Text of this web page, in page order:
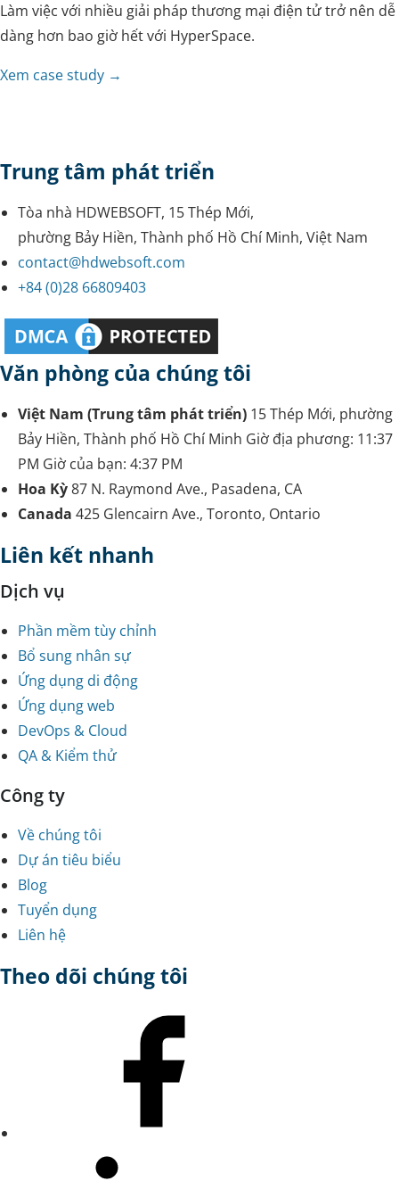
Làm việc với nhiều giải pháp thương mại điện tử trở nên dễ
dàng hơn bao giờ hết với HyperSpace.
Xem case study →
Trung tâm phát triển
Tòa nhà HDWEBSOFT, 15 Thép Mới,
phường Bảy Hiền, Thành phố Hồ Chí Minh, Việt Nam
contact@hdwebsoft.com
+84 (0)28 66809403
Văn phòng của chúng tôi
Việt Nam (Trung tâm phát triển) 15 Thép Mới, phường
Bảy Hiền, Thành phố Hồ Chí Minh Giờ địa phương: 11:37
PM Giờ của bạn: 4:37 PM
Hoa Kỳ87 N. Raymond Ave., Pasadena, CA
Canada 425 Glencairn Ave., Toronto, Ontario
Liên kết nhanh
Dịch vụ
Phần mềm tùy chỉnh
Bổ sung nhân sự
Ứng dụng di động
Ứng dụng web
DevOps & Cloud
QA & Kiểm thử
Công ty
Về chúng tôi
Dự án tiêu biểu
Blog
Tuyển dụng
Liên hệ
Theo dõi chúng tôi